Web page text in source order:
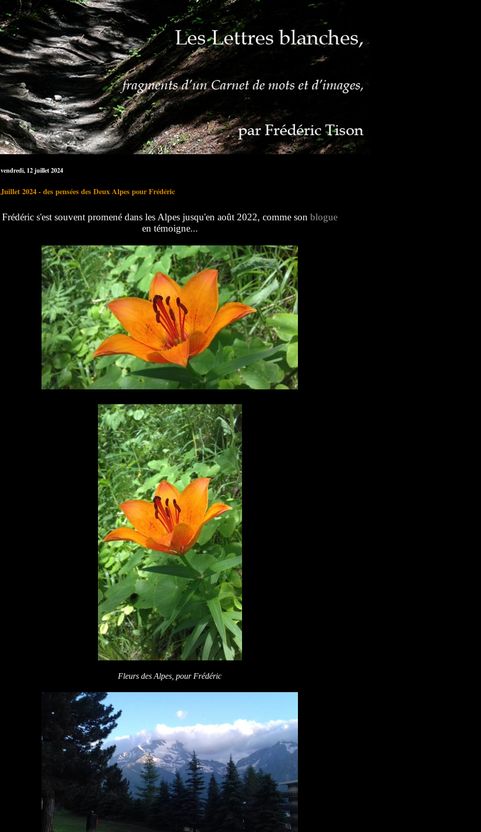
vendredi, 12 juillet 2024
Juillet 2024 - des pensées des Deux Alpes pour Frédéric
Frédéric s'est souvent promené dans les Alpes jusqu'en août 2022, comme son blogue
en témoigne...
Fleurs des Alpes, pour Frédéric